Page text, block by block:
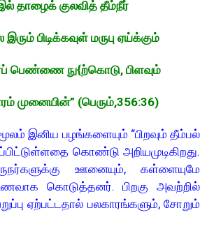
தாழைக் குலவித் தீம்நீர்
பிடிக்கவுள் மருபு ஏய்க்கும்
பெண்ணை நு{ற்கொடு, பிளவும்
முனையின்” (பெரும்,356:36)
இனிய பழங்களையும் “பிறவும் தீம்பல்
கொண்டு அறியமுடிகிறது.
ஊனையும், கள்ளையுமே
கொடுத்தனர். பிறகு அவற்றில்
ஏற்பட்டதால் பலகாரங்களும், சோறும்